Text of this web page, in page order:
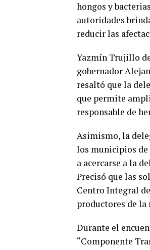
hongos y
autoridades
reducir las
Yazmín Trujillo
gobernador
resaltó que la
que permite
responsable de
Asimismo, la
los municipios de
a acercarse a la
Precisó que las
Centro Integral
productores de la
Durante el
“Componente